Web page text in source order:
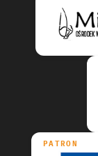
PATRON